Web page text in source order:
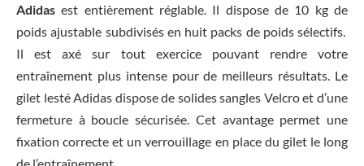
Adidas est entièrement réglable. Il dispose de 10 kg de
poids ajustable subdivisés en huit packs de poids sélectifs.
Il est axé sur tout exercice pouvant rendre votre
entraînement plus intense pour de meilleurs résultats. Le
gilet lesté Adidas dispose de solides sangles Velcro et d’une
fermeture à boucle sécurisée. Cet avantage permet une
fixation correcte et un verrouillage en place du gilet le long